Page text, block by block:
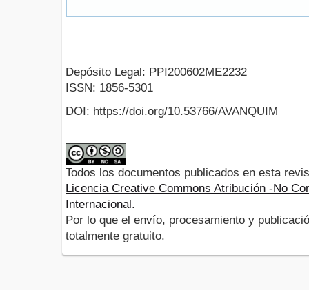
Depósito Legal: PPI200602ME2232
ISSN: 1856-5301
DOI: https://doi.org/10.53766/AVANQUIM
Todos los documentos publicados en esta
Licencia Creative Commons Atribución -No
Internacional.
Por lo que el envío, procesamiento y
totalmente gratuito.